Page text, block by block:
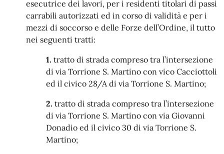
esecutrice dei lavori, per i residenti titolari di passi
carrabili autorizzati ed in corso di validità e per i
mezzi di soccorso e delle Forze dell’Ordine, il tutto
nei seguenti tratti:
1. tratto di strada compreso tra l’intersezione
di via Torrione S. Martino con vico Cacciottoli
ed il civico 28/A di via Torrione S. Martino;
2. tratto di strada compreso tra l’intersezione
di via Torrione S. Martino con via Giovanni
Donadio ed il civico 30 di via Torrione S.
Martino;